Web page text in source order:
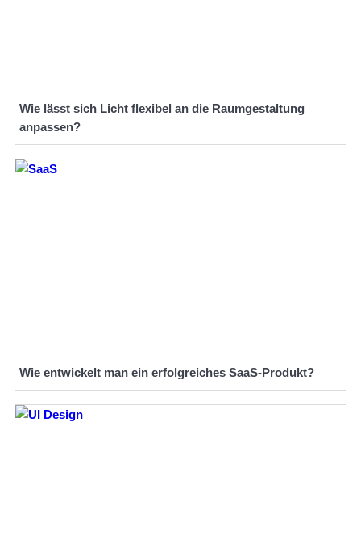
Wie lässt sich Licht flexibel an die Raumgestaltung
anpassen?
Wie entwickelt man ein erfolgreiches SaaS-Produkt?